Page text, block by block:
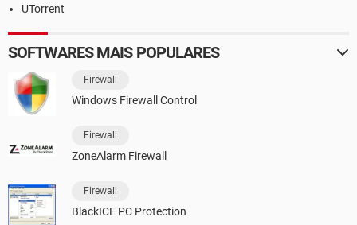
UTorrent
SOFTWARES MAIS POPULARES
Firewall
Windows Firewall Control
Firewall
ZoneAlarm Firewall
Firewall
BlackICE PC Protection